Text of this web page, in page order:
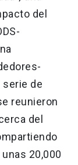
del
serie de
reunieron
del
20,000